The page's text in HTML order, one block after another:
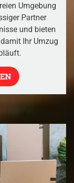
Umgebung
Partner
und bieten
Ihr Umzug